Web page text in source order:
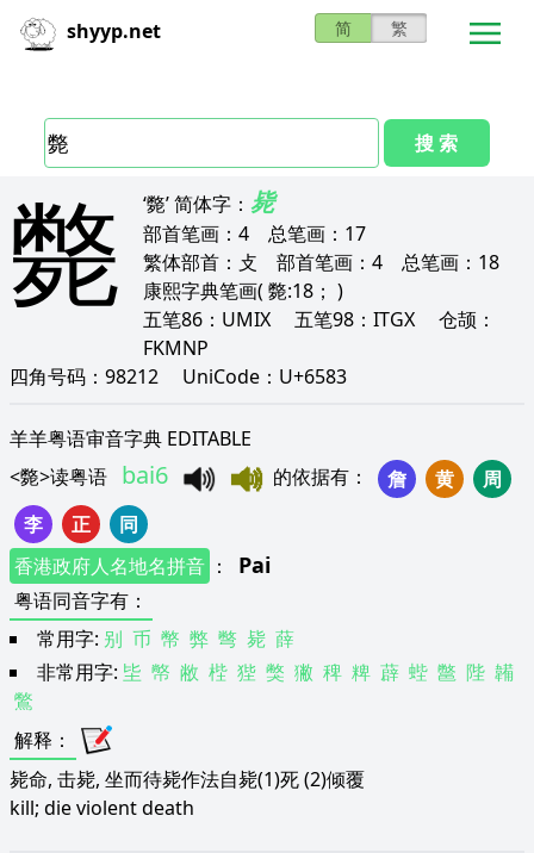
shyyp.net 简 繁
搜 索
斃 ‘斃’简体字： 毙
部首笔画： 4 总笔画： 17
繁体部首： 攴 部首笔画： 4 总笔画： 18
康熙字典笔画( 斃:18； )
五笔86： UMIX 五笔98： ITGX 仓颉：
FKMNP
四角号码： 98212 UniCode： U+6583
羊羊粤语审音字典 EDITABLE
<斃>读粤语 bai6 的依据有 ： 詹 黄
周
李
正
同
香港政府人名地名拼音 ： Pai
粤语同音字有 ：
常用字: 别 币 幣 弊 彆 毙 薛
非常用字: 坒 幤 敝 梐 狴 獘 獙 稗 粺 薜 蜌 鄨 陛 韛
鷩
解释 ：
毙命, 击毙, 坐而待毙作法自毙(1)死 (2)倾覆
kill; die violent death